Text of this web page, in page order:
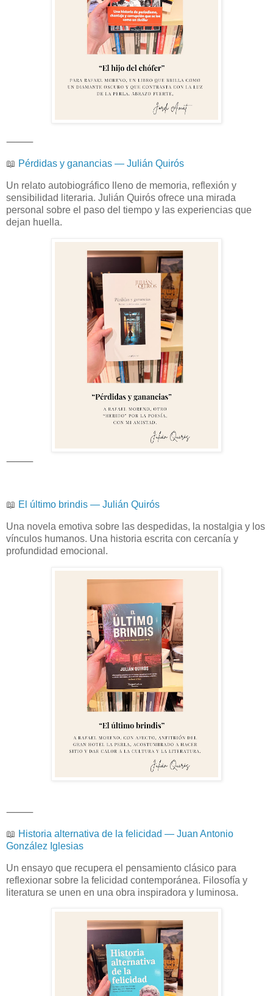
⸻
📖 Pérdidas y ganancias — Julián Quirós
Un relato autobiográfico lleno de memoria, reflexión y
sensibilidad literaria. Julián Quirós ofrece una mirada
personal sobre el paso del tiempo y las experiencias que
dejan huella.
⸻
📖 El último brindis — Julián Quirós
Una novela emotiva sobre las despedidas, la nostalgia y los
vínculos humanos. Una historia escrita con cercanía y
profundidad emocional.
⸻
📖 Historia alternativa de la felicidad — Juan Antonio
González Iglesias
Un ensayo que recupera el pensamiento clásico para
reflexionar sobre la felicidad contemporánea. Filosofía y
literatura se unen en una obra inspiradora y luminosa.